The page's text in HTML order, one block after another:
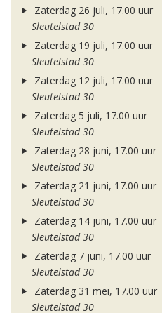
Zaterdag 26 juli, 17.00 uur
Sleutelstad 30
Zaterdag 19 juli, 17.00 uur
Sleutelstad 30
Zaterdag 12 juli, 17.00 uur
Sleutelstad 30
Zaterdag 5 juli, 17.00 uur
Sleutelstad 30
Zaterdag 28 juni, 17.00 uur
Sleutelstad 30
Zaterdag 21 juni, 17.00 uur
Sleutelstad 30
Zaterdag 14 juni, 17.00 uur
Sleutelstad 30
Zaterdag 7 juni, 17.00 uur
Sleutelstad 30
Zaterdag 31 mei, 17.00 uur
Sleutelstad 30